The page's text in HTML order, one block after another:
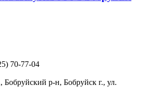
70-77-04
Бобруйский р-н, Бобруйск г., ул.